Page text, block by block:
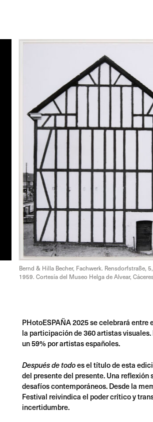
Bernd & Hilla Becher, Fachwerk. Rensdorfstraße,
1959. Cortesía del Museo Helga de Alvear,
PHotoESPAÑA 2025 se celebrará
la participación de 360 artistas
un 59% por artistas españoles.
Después de todoes el título de esta
del presente del presente. Una
desafíos contemporáneos. Desde la
Festival reivindica el poder crítico y
incertidumbre.